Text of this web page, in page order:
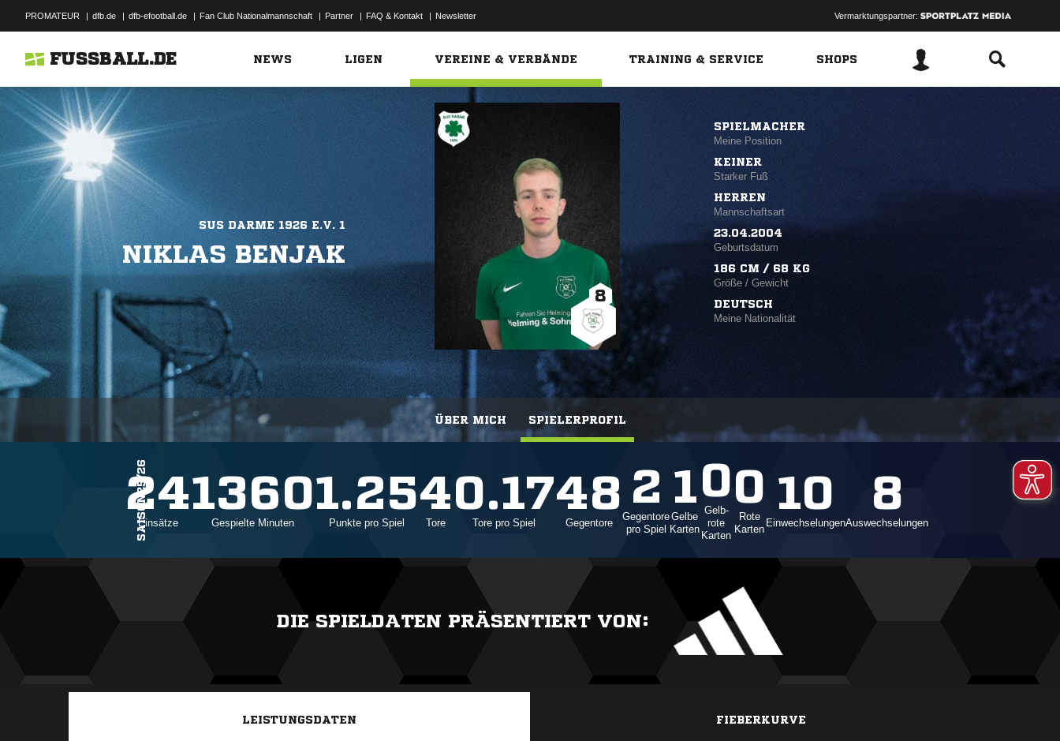
PROMATEUR | dfb.de | dfb-efootball.de | Fan Club Nationalmannschaft | Partner | FAQ & Kontakt | Newsletter Vermarktungspartner:
FUSSBALL.DE NEWS LIGEN VEREINE & VERBÄNDE TRAINING & SERVICE SHOPS
ÜBER MICH SPIELERPROFIL
SUS DARME 1926 E.V. 1
NIKLAS BENJAK
8
SPIELMACHER
Meine Position
KEINER
Starker Fuß
HERREN
Mannschaftsart
23.04.2004
Geburtsdatum
186 CM / 68 KG
Größe / Gewicht
DEUTSCH
Meine Nationalität
SAISON25/26
24
Einsätze
1360
Gespielte Minuten
1.25
Punkte pro Spiel
4
Tore
0.17
Tore pro Spiel
48
Gegentore
2
Gegentore
pro Spiel
1
Gelbe
Karten
0
Gelb-
rote
Karten
0
Rote
Karten
10
Einwechselungen
8
Auswechselungen
DIE SPIELDATEN PRÄSENTIERT VON:
LEISTUNGSDATEN FIEBERKURVE